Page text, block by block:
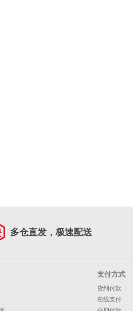
多仓直发，极速配送
支付方式
货到付款
在线支付